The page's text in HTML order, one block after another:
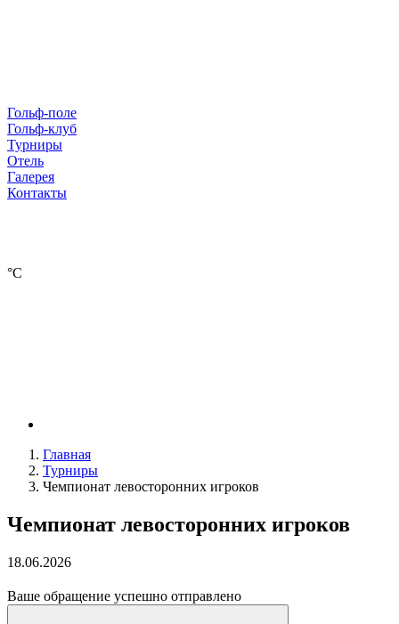
Гольф-поле
Гольф-клуб
Турниры
Отель
Галерея
Контакты
°С
Главная
Турниры
Чемпионат левосторонних игроков
Чемпионат левосторонних игроков
18.06.2026
Ваше обращение успешно отправлено